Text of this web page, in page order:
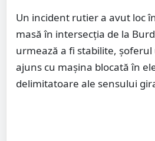
Un incident rutier a avut loc
masă în intersecția de la
urmează a fi stabilite,
ajuns cu mașina blocată în
delimitatoare ale sensului